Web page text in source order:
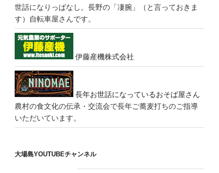
世話になりっぱなし。長野の「凄腕」（と言っておきま
す）自転車屋さんです。
伊藤産機株式会社
長年お世話になっているおそば屋さん
農村の食文化の伝承・交流会で長年ご蕎麦打ちのご指導
いただいています。
大場島YOUTUBEチャンネル